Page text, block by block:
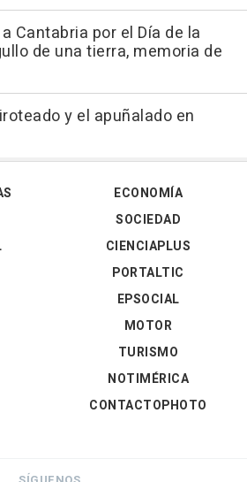
Cantabria por el Día de la
de una tierra, memoria de
y el apuñalado en
ECONOMÍA
SOCIEDAD
CIENCIAPLUS
PORTALTIC
EPSOCIAL
MOTOR
TURISMO
NOTIMÉRICA
CONTACTOPHOTO